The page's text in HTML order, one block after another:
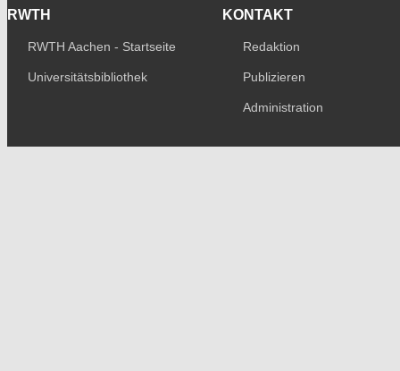
RWTH
RWTH Aachen - Startseite
Universitätsbibliothek
KONTAKT
Redaktion
Publizieren
Administration